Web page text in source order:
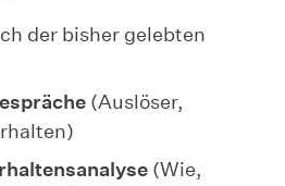
der bisher gelebten
(Auslöser,
(Wie,